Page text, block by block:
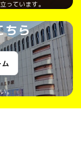
っています。
ちら
。